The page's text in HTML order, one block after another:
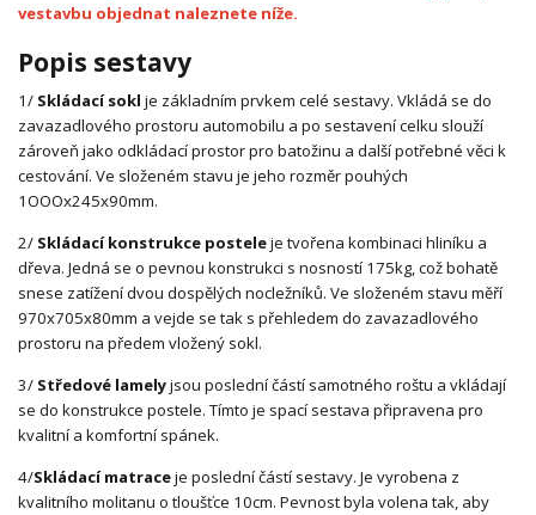
vestavbu objednat naleznete níže.
Popis sestavy
1/ Skládací sokl je základním prvkem celé sestavy. Vkládá se do
zavazadlového prostoru automobilu a po sestavení celku slouží
zároveň jako odkládací prostor pro batožinu a další potřebné věci k
cestování. Ve složeném stavu je jeho rozměr pouhých
1OOOx245x90mm.
2/ Skládací konstrukce posteleje tvořena kombinaci hliníku a
dřeva. Jedná se o pevnou konstrukci s nosností 175kg, což bohatě
snese zatížení dvou dospělých nocležníků. Ve složeném stavu měří
970x705x80mm a vejde se tak s přehledem do zavazadlového
prostoru na předem vložený sokl.
3/ Středové lamelyjsou poslední částí samotného roštu a vkládají
se do konstrukce postele. Tímto je spací sestava připravena pro
kvalitní a komfortní spánek.
4/Skládací matraceje poslední částí sestavy. Je vyrobena z
kvalitního molitanu o tloušťce 10cm. Pevnost byla volena tak, aby